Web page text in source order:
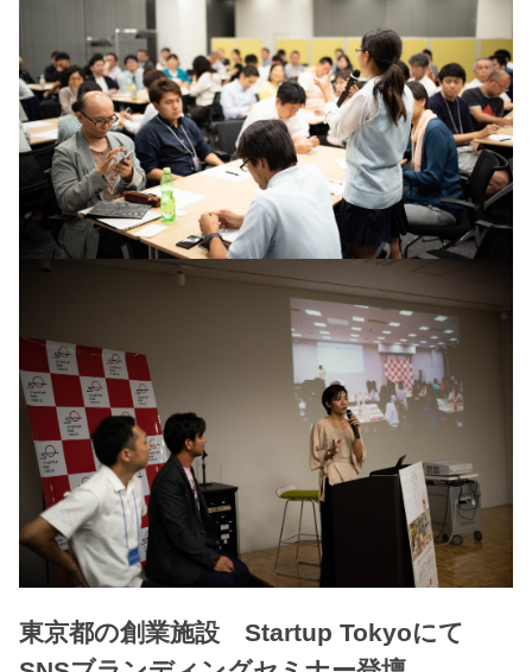
東京都の創業施設 Startup Tokyoにて